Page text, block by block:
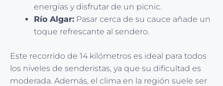
energías y disfrutar de un picnic.
Río Algar: Pasar cerca de su cauce añade un
toque refrescante al sendero.
Este recorrido de 14 kilómetros es ideal para todos
los niveles de senderistas, ya que su dificultad es
moderada. Además, el clima en la región suele ser